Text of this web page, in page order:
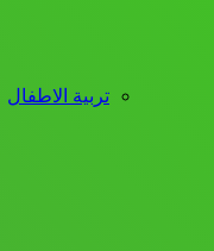
تربية الاطفال